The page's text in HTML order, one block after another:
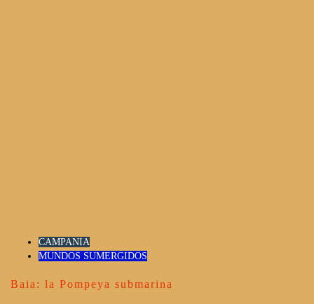
CAMPANIA
MUNDOS SUMERGIDOS
Baia: la Pompeya submarina